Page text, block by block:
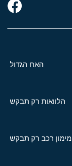
האח הגדול
הלוואות רק תבקש
מימון רכב רק תבקש